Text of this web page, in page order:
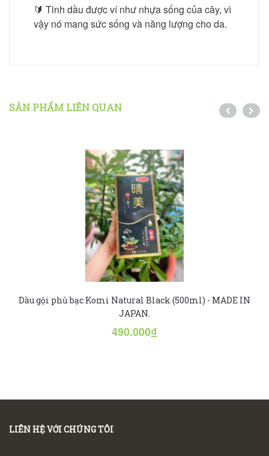
🔰 Tinh dầu được ví như nhựa sống của cây, vì
vậy nó mang sức sống và năng lượng cho da.
SẢN PHẨM LIÊN QUAN
Dầu gội phủ bạc Komi Natural Black (500ml) - MADE IN
JAPAN.
490.000₫
LIÊN HỆ VỚI CHÚNG TÔI